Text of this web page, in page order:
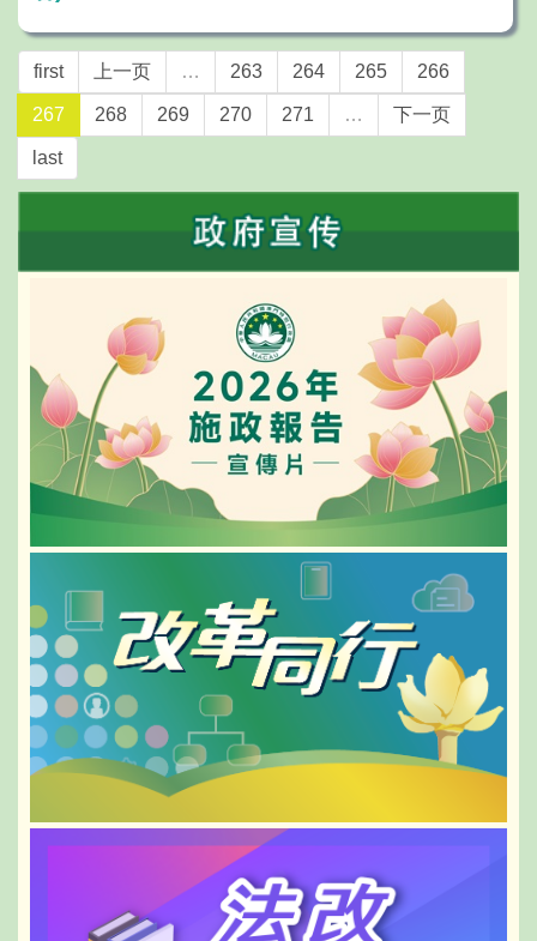
first 上一页 … 263 264 265 266
267 268 269 270 271 … 下一页
last